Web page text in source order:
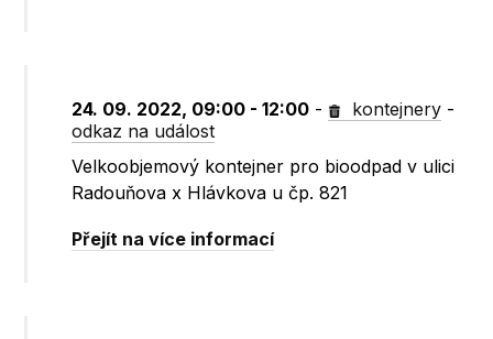
24. 09. 2022, 09:00 - 12:00 - kontejnery -
odkaz na událost
Velkoobjemový kontejner pro bioodpad v ulici
Radouňova x Hlávkova u čp. 821
Přejít na více informací